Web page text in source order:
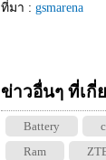
ที่มา : gsmarena
ข่าวอื่นๆ ที่เกี่
Battery
Ram